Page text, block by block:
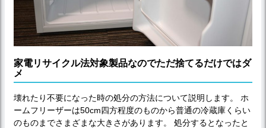
家電リサイクル法対象製品なのでただ捨てるだけではダ
メ
壊れたり不要になった時の処分の方法について説明します。 ホ
ームフリーザーは50cm四方程度のものから普通の冷蔵庫くらい
のものまでさまざまな大きさがあります。 処分するとなったと